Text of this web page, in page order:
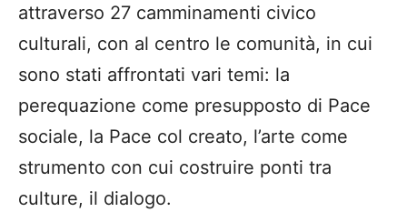
attraverso 27 camminamenti civico
culturali, con al centro le comunità, in cui
sono stati affrontati vari temi: la
perequazione come presupposto di Pace
sociale, la Pace col creato, l’arte come
strumento con cui costruire ponti tra
culture, il dialogo.